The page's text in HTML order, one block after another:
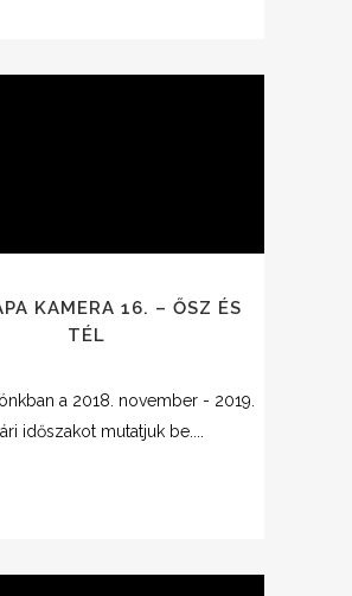
KAMERA 16. – ŐSZ ÉS
TÉL
a 2018. november - 2019.
időszakot mutatjuk be....